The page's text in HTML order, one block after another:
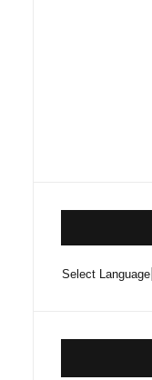
Select Language